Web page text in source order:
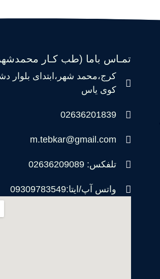
تمـاس باما (طب کـار
کرج،محمد شهر،ابتدای
کوی یاس
02636201839
m.tebkar@gmail.com
تلفکس: 02636209089
واتس آپ/ایتا:09309783549